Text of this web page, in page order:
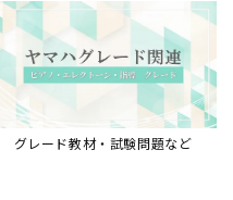
グレード教材・試験問題など